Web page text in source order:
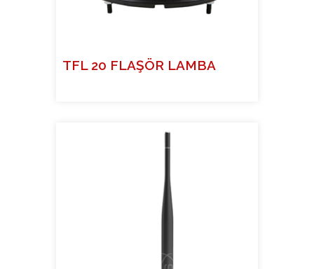
TFL 20 FLAŞÖR LAMBA